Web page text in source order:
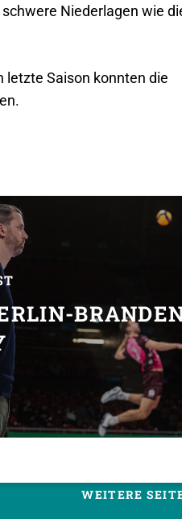
Niederlagen wie
letzte Saison konnten die
WEITERE